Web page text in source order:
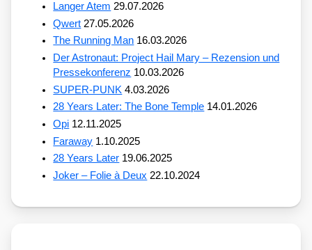
Langer Atem 29.07.2026
Qwert 27.05.2026
The Running Man 16.03.2026
Der Astronaut: Project Hail Mary – Rezension und
Pressekonferenz 10.03.2026
SUPER-PUNK 4.03.2026
28 Years Later: The Bone Temple 14.01.2026
Opi 12.11.2025
Faraway 1.10.2025
28 Years Later 19.06.2025
Joker – Folie à Deux 22.10.2024